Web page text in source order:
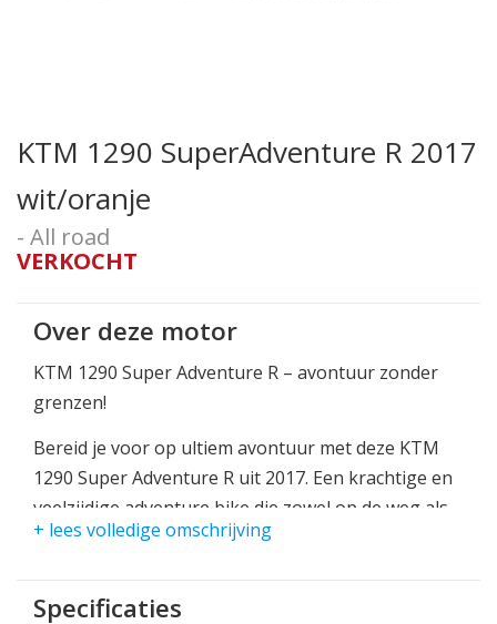
KTM 1290 SuperAdventure R 2017
wit/oranje
- All road
VERKOCHT
Over deze motor
KTM 1290 Super Adventure R – avontuur zonder
grenzen!
Bereid je voor op ultiem avontuur met deze KTM
1290 Super Adventure R uit 2017. Een krachtige en
veelzijdige adventure bike die zowel op de weg als
offroad uitblinkt. Perfect voor motorrijders die niet
Waarom deze Super Adventure R bijzonder is:
+ lees volledige omschrijving
Specificaties